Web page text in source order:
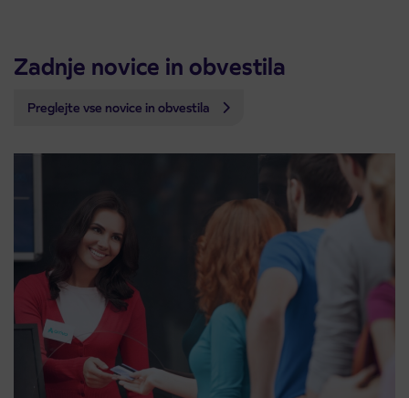
Zadnje novice in obvestila
Preglejte vse novice in obvestila